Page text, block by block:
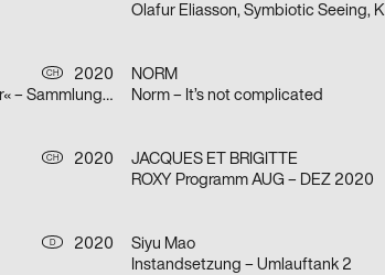
CH
2020
»Von Zwischenfall bis Zündschnur« – Sammlungsausstellung der Hochschule Luzern – Design & Kunst
NORM
Norm – It’s not complicated
CH
2020
JACQUES ET BRIGITTE
ROXY Programm AUG – DEZ 2020
D
2020
Siyu Mao
Instandsetzung – Umlauftank 2